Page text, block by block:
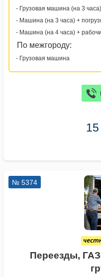
- Грузовая машина (на 3 часа)
- Машина (на 3 часа) +
- Машина (на 4 часа) +
По межгороду:
- Грузовая машина
№ 5374
Переезды,